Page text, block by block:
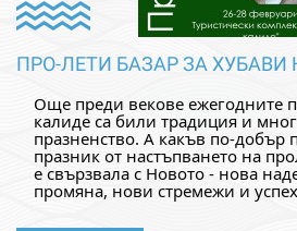
ПРО-ЛЕТИ БАЗАР ЗА ХУБАВИ
Още преди векове ежегодните
калиде са били традиция и
празненство. А какъв по-добър
празник от настъпването на
е свързвала с Новото - нова
промяна, нови стремежи и